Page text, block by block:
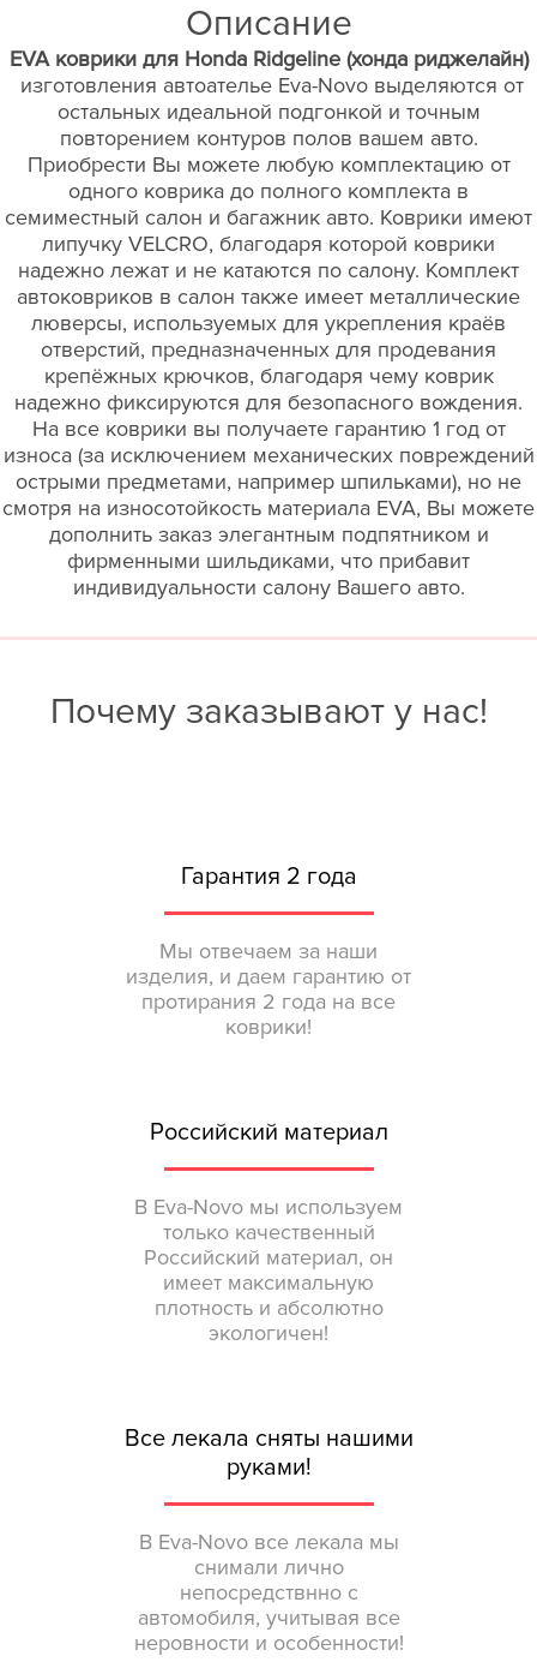
Описание
EVA коврики для Honda Ridgeline (хонда риджелайн)
изготовления автоателье Eva-Novo выделяются от
остальных идеальной подгонкой и точным
повторением контуров полов вашем авто.
Приобрести Вы можете любую комплектацию от
одного коврика до полного комплекта в
семиместный салон и багажник авто. Коврики имеют
липучку VELCRO, благодаря которой коврики
надежно лежат и не катаются по салону. Комплект
автоковриков в салон также имеет металлические
люверсы, используемых для укрепления краёв
отверстий, предназначенных для продевания
крепёжных крючков, благодаря чему коврик
надежно фиксируются для безопасного вождения.
На все коврики вы получаете гарантию 1 год от
износа (за исключением механических повреждений
острыми предметами, например шпильками), но не
смотря на износотойкость материала EVA, Вы можете
дополнить заказ элегантным подпятником и
фирменными шильдиками, что прибавит
индивидуальности салону Вашего авто.
Почему заказывают у нас!
Гарантия 2 года
Мы отвечаем за наши
изделия, и даем гарантию от
протирания 2 года на все
коврики!
Российский материал
В Eva-Novo мы используем
только качественный
Российский материал, он
имеет максимальную
плотность и абсолютно
экологичен!
Все лекала сняты нашими
руками!
В Eva-Novo все лекала мы
снимали лично
непосредствнно с
автомобиля, учитывая все
неровности и особенности!